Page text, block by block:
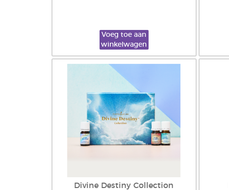
Voeg toe aan
winkelwagen
Divine Destiny Collection